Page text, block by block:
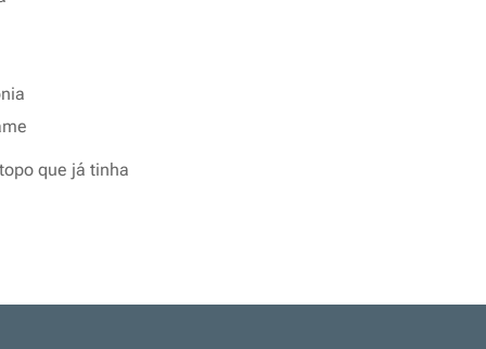
que já tinha